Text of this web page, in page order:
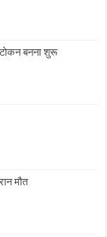
बनना शुरू
मौत